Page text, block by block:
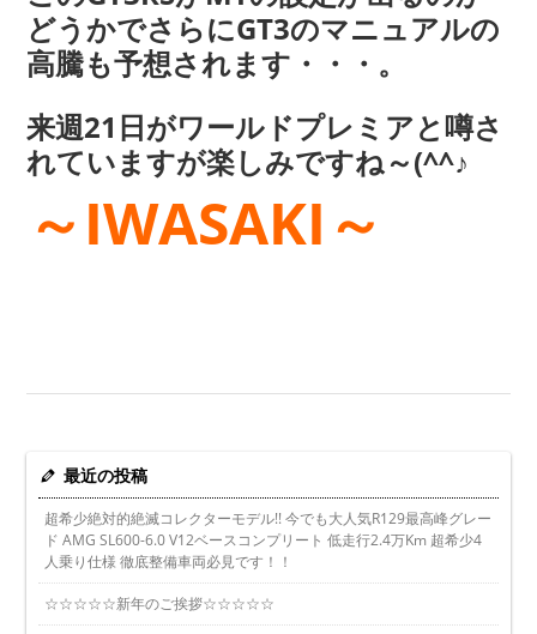
どうかでさらにGT3のマニュアルの
高騰も予想されます・・・。
来週21日がワールドプレミアと噂さ
れていますが楽しみですね～(^^♪
～IWASAKI～
最近の投稿
超希少絶対的絶滅コレクターモデル!! 今でも大人気R129最高峰グレー
ド AMG SL600-6.0 V12ベースコンプリート 低走行2.4万Km 超希少4
人乗り仕様 徹底整備車両必見です！！
☆☆☆☆☆新年のご挨拶☆☆☆☆☆